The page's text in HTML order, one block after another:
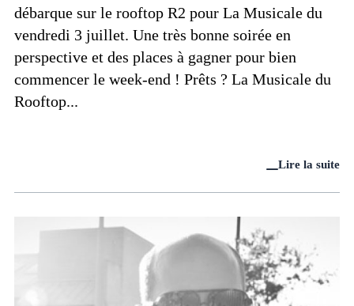
débarque sur le rooftop R2 pour La Musicale du
vendredi 3 juillet. Une très bonne soirée en
perspective et des places à gagner pour bien
commencer le week-end ! Prêts ? La Musicale du
Rooftop...
Lire la suite